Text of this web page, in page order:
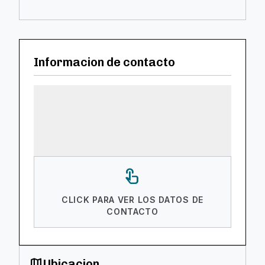
Informacion de contacto
touch_app
CLICK PARA VER LOS DATOS DE
CONTACTO